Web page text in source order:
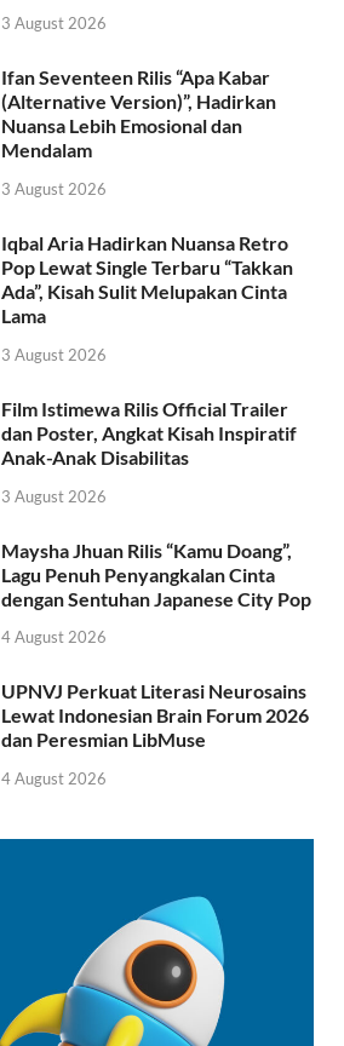
3 August 2026
Ifan Seventeen Rilis “Apa Kabar
(Alternative Version)”, Hadirkan
Nuansa Lebih Emosional dan
Mendalam
3 August 2026
Iqbal Aria Hadirkan Nuansa Retro
Pop Lewat Single Terbaru “Takkan
Ada”, Kisah Sulit Melupakan Cinta
Lama
3 August 2026
Film Istimewa Rilis Official Trailer
dan Poster, Angkat Kisah Inspiratif
Anak-Anak Disabilitas
3 August 2026
Maysha Jhuan Rilis “Kamu Doang”,
Lagu Penuh Penyangkalan Cinta
dengan Sentuhan Japanese City Pop
4 August 2026
UPNVJ Perkuat Literasi Neurosains
Lewat Indonesian Brain Forum 2026
dan Peresmian LibMuse
4 August 2026